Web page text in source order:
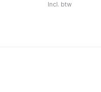
Incl. btw